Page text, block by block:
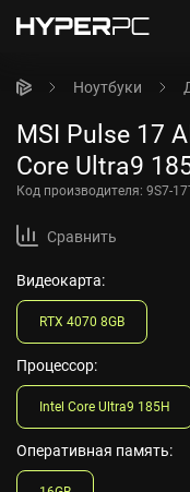
Ноутбуки
MSI Pulse 17
Core Ultra9
Код производителя: 9S7-
Сравнить
Видеокарта:
RTX 4070 8GB
Процессор:
Intel Core Ultra9 185H
Оперативная память: